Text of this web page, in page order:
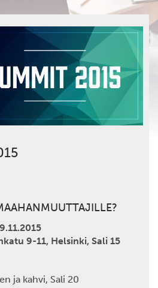
9-11, Helsinki, Sali 15
ja kahvi, Sali 20